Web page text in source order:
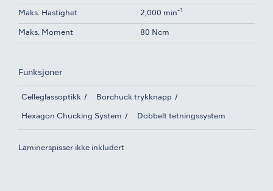
Maks. Hastighet 2,000 min-1
Maks. Moment 80 Ncm
Funksjoner
Celleglassoptikk Borchuck trykknapp
Hexagon Chucking System Dobbelt tetningssystem
Laminerspisser ikke inkludert